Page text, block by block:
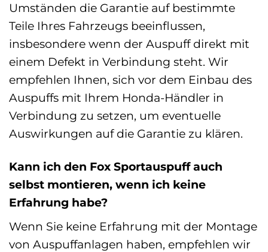
Umständen die Garantie auf bestimmte
Teile Ihres Fahrzeugs beeinflussen,
insbesondere wenn der Auspuff direkt mit
einem Defekt in Verbindung steht. Wir
empfehlen Ihnen, sich vor dem Einbau des
Auspuffs mit Ihrem Honda-Händler in
Verbindung zu setzen, um eventuelle
Auswirkungen auf die Garantie zu klären.
Kann ich den Fox Sportauspuff auch
selbst montieren, wenn ich keine
Erfahrung habe?
Wenn Sie keine Erfahrung mit der Montage
von Auspuffanlagen haben, empfehlen wir